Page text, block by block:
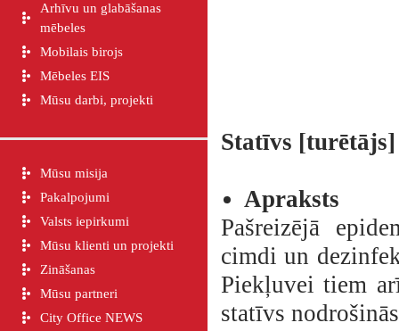
Arhīvu un glabāšanas
mēbeles
Mobilais birojs
Mēbeles EIS
Mūsu darbi, projekti
Mūsu misija
Pakalpojumi
Valsts iepirkumi
Mūsu klienti un projekti
Zināšanas
Mūsu partneri
City Office NEWS
Statīvs
Apraksts
Pašreizējā
cimdi un
Piekļuvei tiem
statīvs